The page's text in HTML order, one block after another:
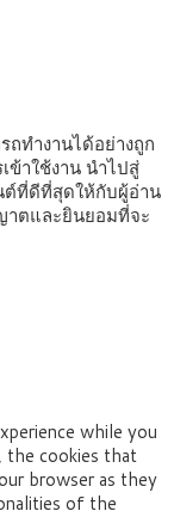
ถทำงานได้อย่างถูก
ข้าใช้งาน นำไปสู่
ต์ที่ดีที่สุดให้กับผู้อ่าน
าตและยินยอมที่จะ
while you
the cookies that
browser as they
of the